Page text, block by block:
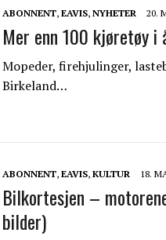
ABONNENT, EAVIS, NYHETER 20.
Mer enn 100 kjøretøy i
Mopeder, firehjulinger,
Birkeland…
ABONNENT, EAVIS, KULTUR 18.
Bilkortesjen –
bilder)